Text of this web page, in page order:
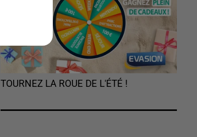
TOURNEZ LA ROUE DE L'ÉTÉ !